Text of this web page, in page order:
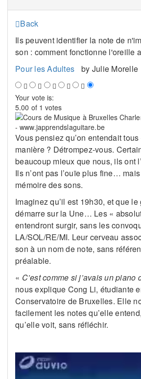
Back
Ils peuvent identifier la note de
son : comment fonctionne l'oreille
Pour les Adultes
by Julie Morelle
Your vote is:
5.00 of 1 votes
Vous pensiez qu’on entendait
manière ? Détrompez-vous.
beaucoup mieux que nous, ils ont
Ils n’ont pas l’ouïe plus fine…
mémoire des sons.
Imaginez qu’il est 19h30, et que
démarre sur la Une… Les «
entendront surgir, sans les
LA/SOL/RE/MI. Leur cerveau
son à un nom de note, sans
préalable.
« C’est comme si j’avais un piano
nous explique Cong Li, étudiante
Conservatoire de Bruxelles. Elle
facilement les notes qu’elle
qu’elle voit, sans réfléchir.